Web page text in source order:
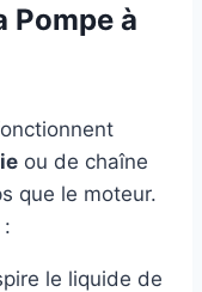
Pompe à
ou de chaîne
que le moteur.
le liquide de